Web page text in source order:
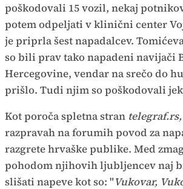
poškodovali 15 vozil, nekaj
potem odpeljati v klinični center
je priprla šest napadalcev.
so bili prav tako napadeni navijači
Hercegovine, vendar na srečo do
prišlo. Tudi njim so poškodovali
Kot poroča spletna stran telegraf.rs,
razpravah na forumih povod za
razgrete hrvaške publike. Med
pohodom njihovih ljubljencev naj
slišati napeve kot so: "Vukovar,